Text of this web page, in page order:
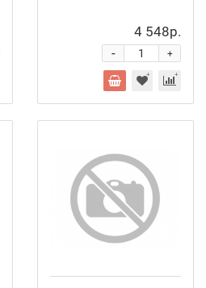
4 548р.
+
-